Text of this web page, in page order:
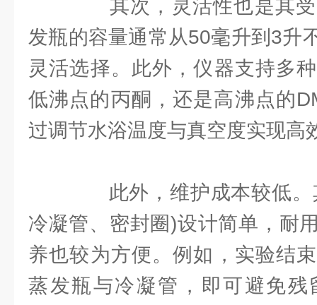
其次，灵活性也是其受
发瓶的容量通常从50毫升到3升
灵活选择。此外，仪器支持多
低沸点的丙酮，还是高沸点的
过调节水浴温度与真空度实现高
此外，维护成本较低。
冷凝管、密封圈)设计简单，耐
养也较为方便。例如，实验结
蒸发瓶与冷凝管，即可避免残